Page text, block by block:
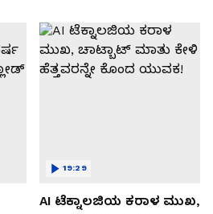
AI ಟೆಕ್ನಾಲಜಿಯ ಕರಾಳ ಮುಖ,
19:29